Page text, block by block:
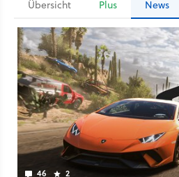
Übersicht Plus News
46 2